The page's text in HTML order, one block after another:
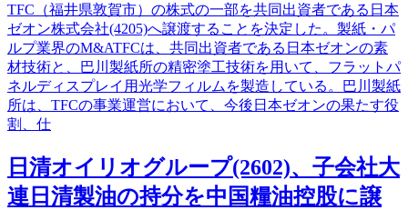
TFC（福井県敦賀市）の株式の一部を共同出資者である日本
ゼオン株式会社(4205)へ譲渡することを決定した。製紙・パ
ルプ業界のM&ATFCは、共同出資者である日本ゼオンの素
材技術と、巴川製紙所の精密塗工技術を用いて、フラットパ
ネルディスプレイ用光学フィルムを製造している。巴川製紙
所は、TFCの事業運営において、今後日本ゼオンの果たす役
割、仕
日清オイリオグループ(2602)、子会社大
連日清製油の持分を中国糧油控股に譲